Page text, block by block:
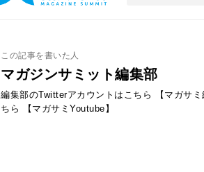
この記事を書いた人
マガジンサミット編集部
編集部のTwitterアカウントはこちら 【マガサ
ちら
【マガサミYoutube】